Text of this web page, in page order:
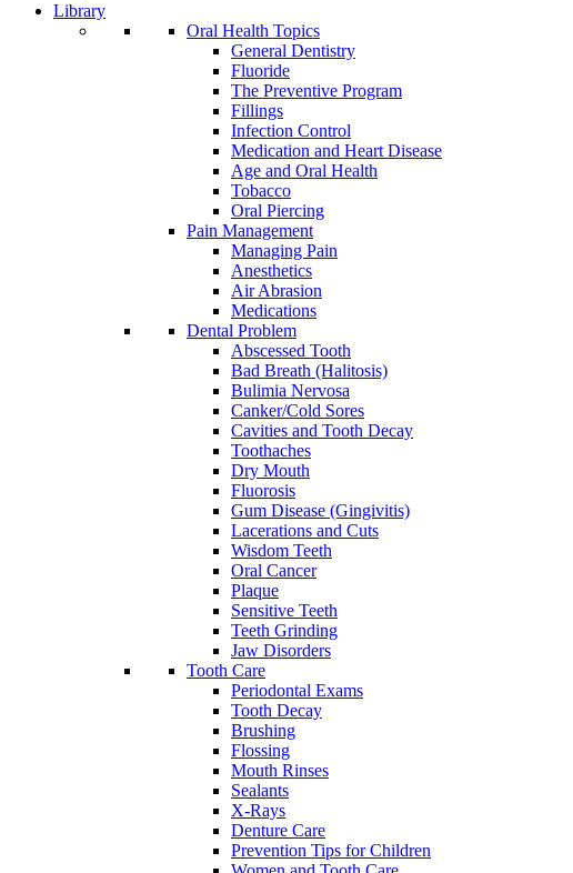
Library
Oral Health Topics
General Dentistry
Fluoride
The Preventive Program
Fillings
Infection Control
Medication and Heart Disease
Age and Oral Health
Tobacco
Oral Piercing
Pain Management
Managing Pain
Anesthetics
Air Abrasion
Medications
Dental Problem
Abscessed Tooth
Bad Breath (Halitosis)
Bulimia Nervosa
Canker/Cold Sores
Cavities and Tooth Decay
Toothaches
Dry Mouth
Fluorosis
Gum Disease (Gingivitis)
Lacerations and Cuts
Wisdom Teeth
Oral Cancer
Plaque
Sensitive Teeth
Teeth Grinding
Jaw Disorders
Tooth Care
Periodontal Exams
Tooth Decay
Brushing
Flossing
Mouth Rinses
Sealants
X-Rays
Denture Care
Prevention Tips for Children